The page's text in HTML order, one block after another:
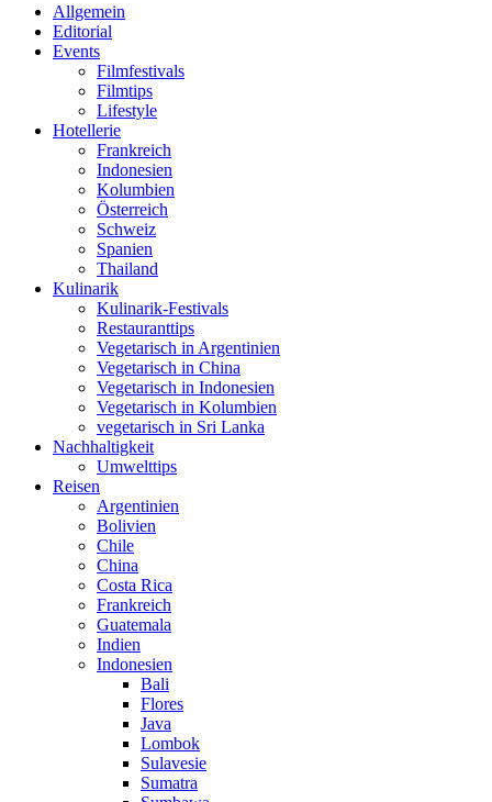
Allgemein
Editorial
Events
Filmfestivals
Filmtips
Lifestyle
Hotellerie
Frankreich
Indonesien
Kolumbien
Österreich
Schweiz
Spanien
Thailand
Kulinarik
Kulinarik-Festivals
Restauranttips
Vegetarisch in Argentinien
Vegetarisch in China
Vegetarisch in Indonesien
Vegetarisch in Kolumbien
vegetarisch in Sri Lanka
Nachhaltigkeit
Umwelttips
Reisen
Argentinien
Bolivien
Chile
China
Costa Rica
Frankreich
Guatemala
Indien
Indonesien
Bali
Flores
Java
Lombok
Sulavesie
Sumatra